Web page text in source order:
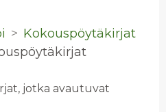
Kokouspöytäkirjat
jotka avautuvat